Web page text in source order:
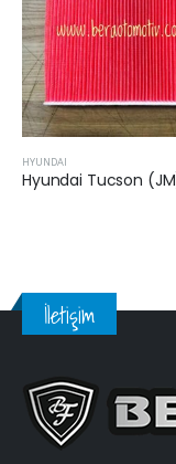
Hyundai Tucson (JM) 2004-2010 2.0 Crdi Kabin Filtresi
İletişim